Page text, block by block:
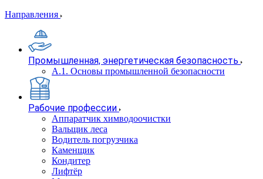
Направления
Промышленная, энергетическая безопасность
А.1. Основы промышленной безопасности
Рабочие профессии
Аппаратчик химводоочистки
Вальщик леса
Водитель погрузчика
Каменщик
Кондитер
Лифтёр